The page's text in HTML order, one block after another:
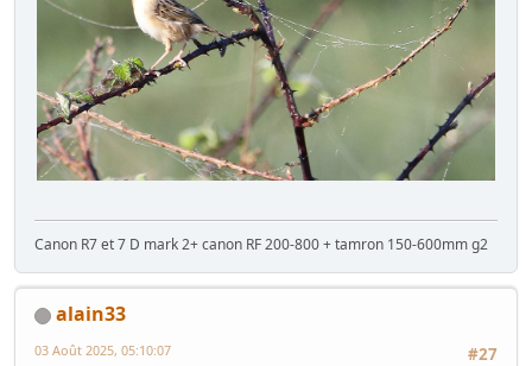
Canon R7 et 7 D mark 2+ canon RF 200-800 + tamron 150-600mm g2
alain33
#27
03 Août 2025, 05:10:07